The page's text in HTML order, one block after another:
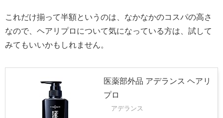
これだけ揃って半額というのは、なかなかのコスパの高さ
なので、ヘアリプロについて気になっている方は、試して
みてもいいかもしれません。
医薬部外品 アデランス ヘアリ
プロ
アデランス